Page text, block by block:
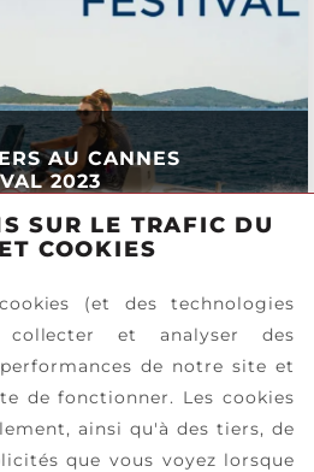
AU CANNES
2023
PLUS
SUR LE TRAFIC DU
COOKIES
(et des technologies
collecter et analyser des
de notre site et
de fonctionner. Les cookies
ainsi qu'à des tiers, de
que vous voyez lorsque